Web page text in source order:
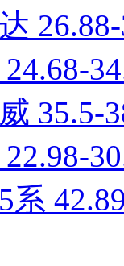
24.68-
35.5-
22.98-
系